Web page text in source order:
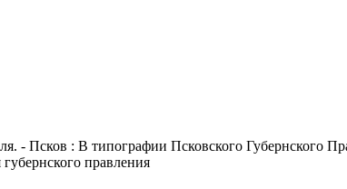
- Псков : В типографии Псковского Губернского
правления